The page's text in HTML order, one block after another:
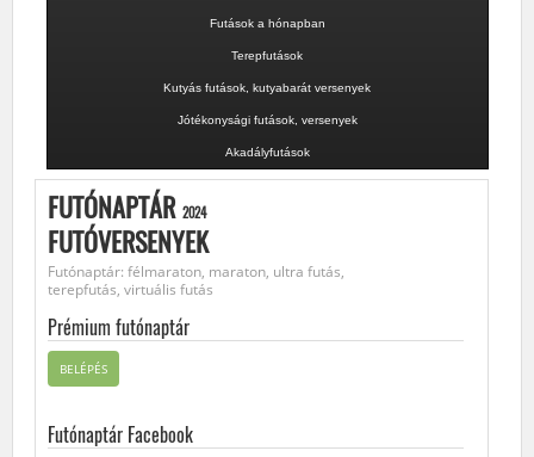
Futások a hónapban
Terepfutások
Kutyás futások, kutyabarát versenyek
Jótékonysági futások, versenyek
Akadályfutások
FUTÓNAPTÁR 2024
FUTÓVERSENYEK
Futónaptár: félmaraton, maraton, ultra futás,
terepfutás, virtuális futás
Prémium futónaptár
BELÉPÉS
Futónaptár Facebook